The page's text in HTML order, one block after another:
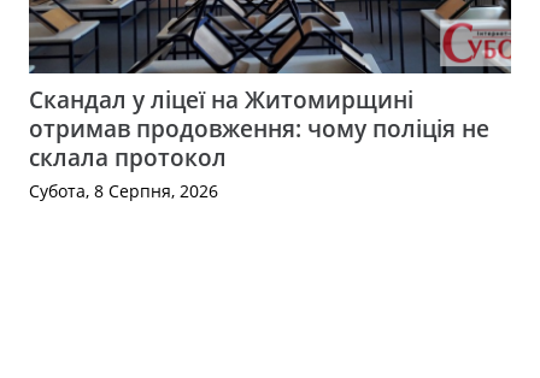
Скандал у ліцеї на Житомирщині
отримав продовження: чому поліція не
склала протокол
Субота, 8 Серпня, 2026